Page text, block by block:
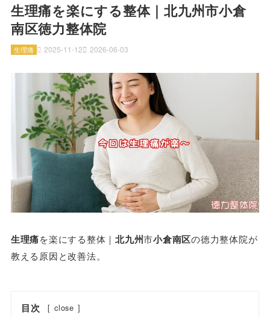
生理痛を楽にする整体｜北九州市小倉
南区徳力整体院
2025-11-12 2026-06-03
生理痛
生理痛を楽にする整体｜北九州市小倉南区の徳力整体院が
教える原因と改善法。
目次 [ close ]